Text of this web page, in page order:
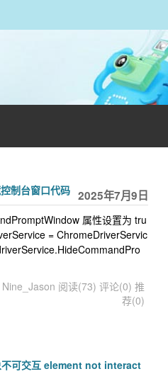
2025年7月9日
制台窗口代码
属性设置为 tru
= ChromeDriverServic
阅读(73) 评论(0) 推
荐(0)
可交互 element not interact